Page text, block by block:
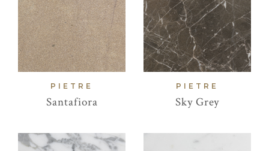
PIETRE
Santafiora
PIETRE
Sky Grey